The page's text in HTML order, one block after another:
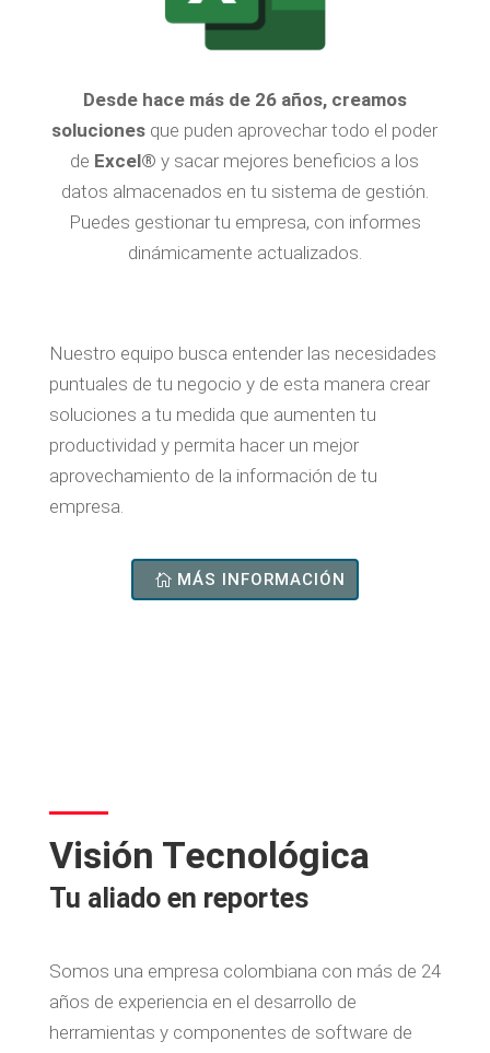
Desde hace más de 26 años, creamos
soluciones que puden aprovechar todo el poder
de Excel® y sacar mejores beneficios a los
datos almacenados en tu sistema de gestión.
Puedes gestionar tu empresa, con informes
dinámicamente actualizados.
Nuestro equipo busca entender las necesidades
puntuales de tu negocio y de esta manera crear
soluciones a tu medida que aumenten tu
productividad y permita hacer un mejor
aprovechamiento de la información de tu
empresa.
MÁS INFORMACIÓN
Visión Tecnológica
Tu aliado en reportes
Somos una empresa colombiana con más de 24
años de experiencia en el desarrollo de
herramientas y componentes de software de